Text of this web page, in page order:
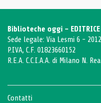
Biblioteche oggi - EDITRICE
Sede legale: Via Lesmi 6 -
P.IVA, C.F. 01823660152
R.E.A. C.C.I.A.A. di Milano N.
Contatti